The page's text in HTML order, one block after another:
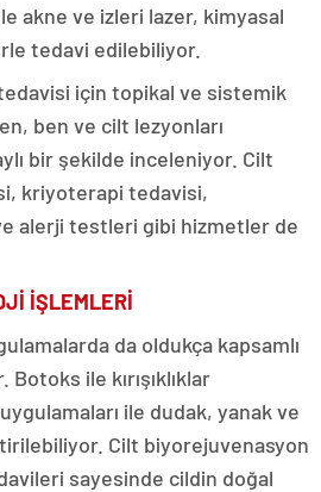
akne ve izleri lazer, kimyasal
tedavi edilebiliyor.
için topikal ve sistemik
ben ve cilt lezyonları
bir şekilde inceleniyor. Cilt
kriyoterapi tedavisi,
alerji testleri gibi hizmetler de
İŞLEMLERİ
da oldukça kapsamlı
ile kırışıklıklar
ile dudak, yanak ve
Cilt biyorejuvenasyon
sayesinde cildin doğal